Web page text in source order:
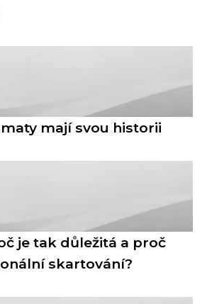
mají svou historii
je tak důležitá a proč
skartování?